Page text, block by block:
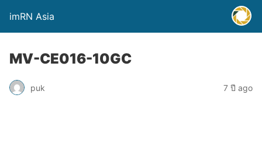
imRN Asia
MV-CE016-10GC
puk 7 ปี ago